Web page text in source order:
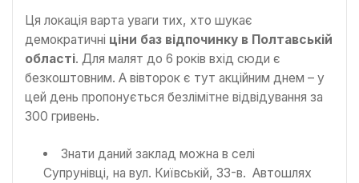
Ця локація варта уваги тих, хто шукає
демократичні ціни баз відпочинку в Полтавській
області. Для малят до 6 років вхід сюди є
безкоштовним. А вівторок є тут акційним днем – у
цей день пропонується безлімітне відвідування за
300 гривень.
Знати даний заклад можна в селі
Супрунівці, на вул. Київській, 33-в. Автошлях